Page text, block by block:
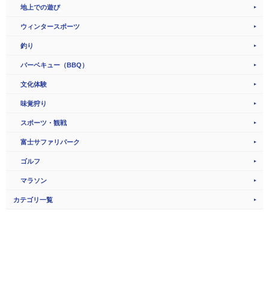
地上での遊び
ウィンタースポーツ
釣り
バーベキュー（BBQ）
文化体験
味覚狩り
スポーツ・観戦
富士サファリパーク
ゴルフ
マラソン
カテゴリ一覧